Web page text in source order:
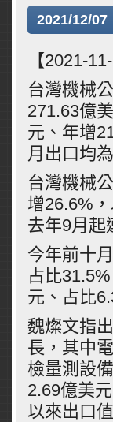
2021/12/07
【2021-
台灣機械
271.63億
元、年增
月出口均
台灣機械
增26.6%
去年9月起
今年前十
占比
元、占比
魏燦文指
長，其中
檢量測設
2.69億美
以來出口